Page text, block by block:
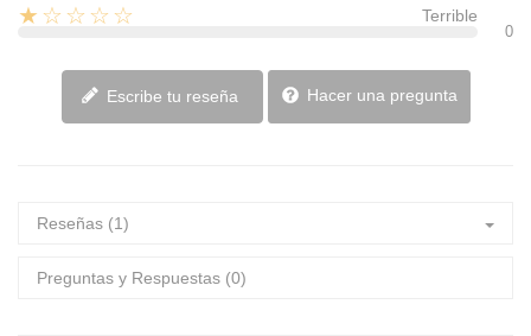
★☆☆☆☆ Terrible
0
Escribe tu reseña Hacer una pregunta
Reseñas (1)
Preguntas y Respuestas (0)